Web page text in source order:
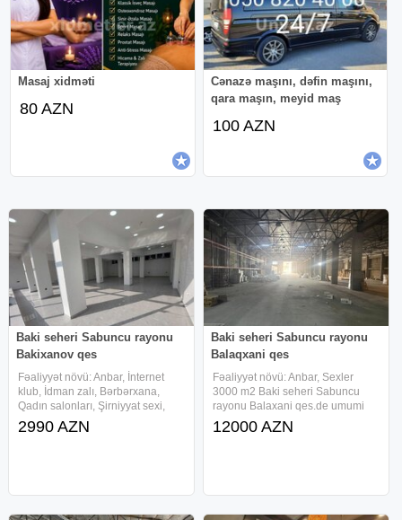
Masaj xidməti
80 AZN
Cənazə maşını, dəfin maşını,
qara maşın, meyid maş
100 AZN
Baki seheri Sabuncu rayonu
Bakixanov qes
Fəaliyyət növü: Anbar, İnternet
klub, İdman zalı, Bərbərxana,
Qadın salonları, Şirniyyat sexi,
Salonlar, Sexler, Ticarət
obyektləri, Dükan, Fast Food,
2990 AZN
Baki seheri Sabuncu rayonu
Balaqxani qes
Fəaliyyət növü: Anbar, Sexler
3000 m2 Baki seheri Sabuncu
rayonu Balaxani qes.de umumi
sahesi 3000 kv/m olan " ANBAR "
icareye verilir. HER BIR PROFIL
12000 AZN